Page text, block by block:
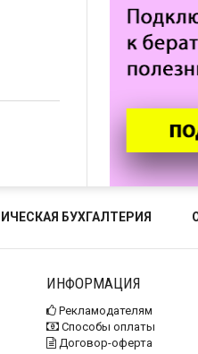
БУХГАЛТЕРИЯ
ИНФОРМАЦИЯ
Рекламодателям
Способы оплаты
Договор-оферта